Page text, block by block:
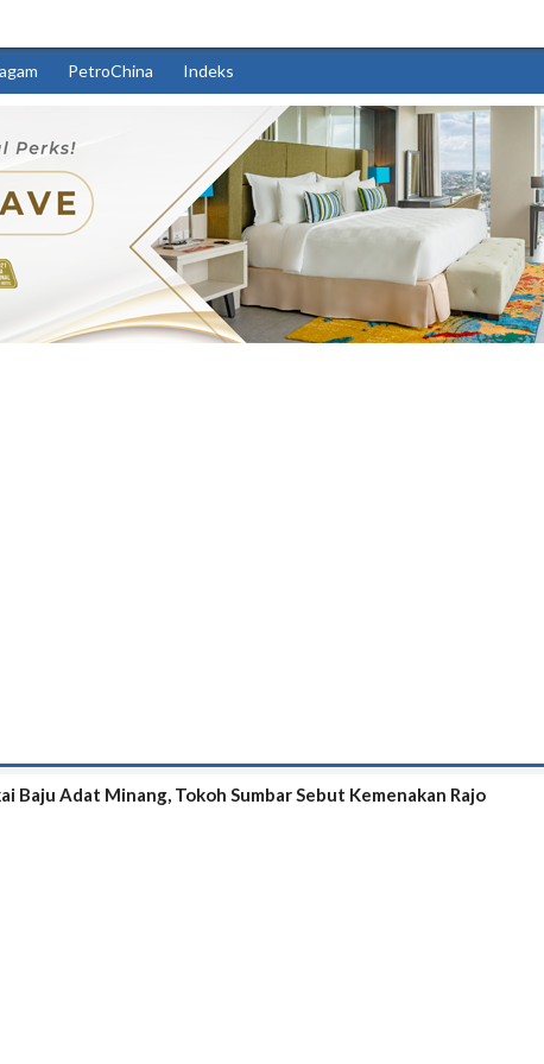
PetroChina Indeks
Baju Adat Minang, Tokoh Sumbar Sebut Kemenakan Rajo